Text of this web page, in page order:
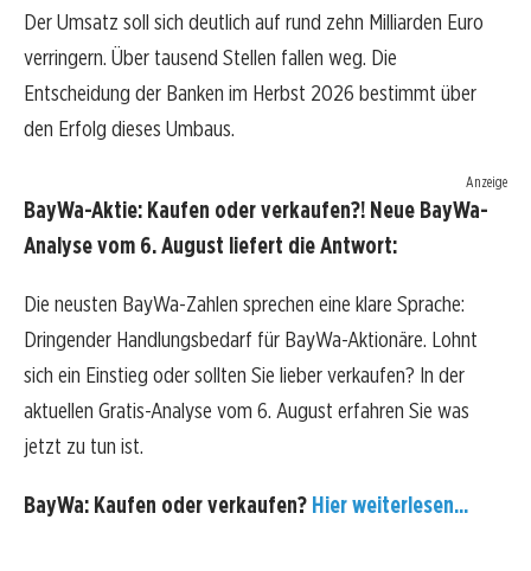
Der Umsatz soll sich deutlich auf rund zehn Milliarden Euro
verringern. Über tausend Stellen fallen weg. Die
Entscheidung der Banken im Herbst 2026 bestimmt über
den Erfolg dieses Umbaus.
Anzeige
BayWa-Aktie: Kaufen oder verkaufen?! Neue BayWa-
Analyse vom 6. August liefert die Antwort:
Die neusten BayWa-Zahlen sprechen eine klare Sprache:
Dringender Handlungsbedarf für BayWa-Aktionäre. Lohnt
sich ein Einstieg oder sollten Sie lieber verkaufen? In der
aktuellen Gratis-Analyse vom 6. August erfahren Sie was
jetzt zu tun ist.
BayWa: Kaufen oder verkaufen? Hier weiterlesen...